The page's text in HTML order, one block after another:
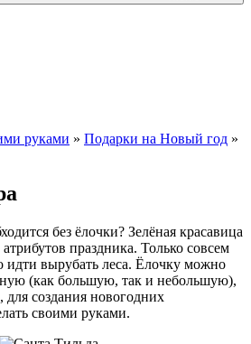
руками » Подарки на Новый год »
без ёлочки? Зелёная красавица
праздника. Только совсем
идти вырубать леса. Ёлочку можно
(как большую, так и небольшую),
для создания новогодних
своими руками.